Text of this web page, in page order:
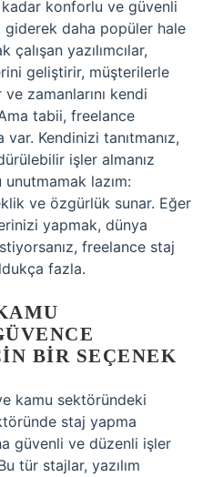
konforlu ve güvenli
daha popüler hale
yazılımcılar,
geliştirir, müşterilerle
zamanlarını kendi
tabii, freelance
var. Kendinizi tanıtmanız,
işler almanız
lazım:
ve özgürlük sunar. Eğer
yapmak, dünya
freelance staj
fazla.
BIR SEÇENEK
kamu sektöründeki
staj yapma
güvenli ve düzenli işler
tür stajlar, yazılım